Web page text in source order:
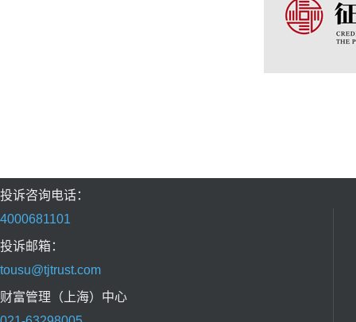
投诉咨询电话：
4000681101
投诉邮箱：
tousu@tjtrust.com
财富管理（上海）中心